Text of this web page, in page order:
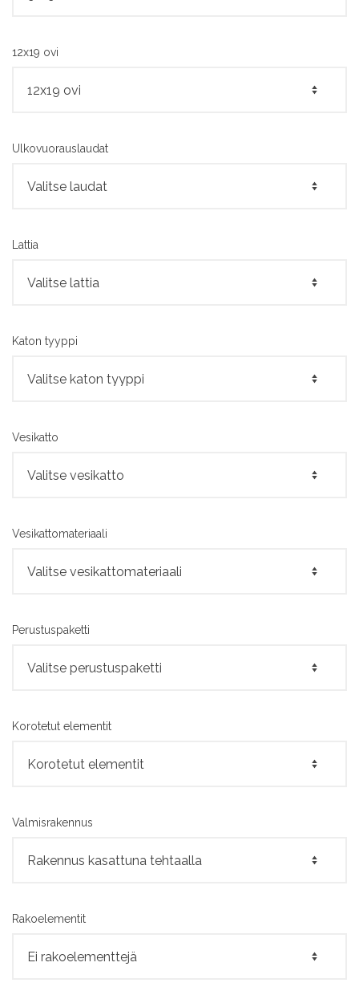
12x19 ovi
Ulkovuorauslaudat
Lattia
Katon tyyppi
Vesikatto
Vesikattomateriaali
Perustuspaketti
Korotetut elementit
Valmisrakennus
Rakoelementit